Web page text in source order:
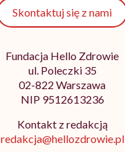
Skontaktuj się z nami
Fundacja Hello Zdrowie
ul. Poleczki 35
02-822 Warszawa
NIP 9512613236
Kontakt z redakcją
redakcja@hellozdrowie.pl